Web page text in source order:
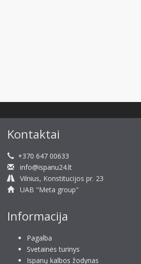
Kontaktai
+370 647 00633
info@ispanu24.lt
Vilnius, Konstitucijos pr. 23
UAB "Meta group"
Informacija
Pagalba
Svetainės turinys
Ispanų kalbos žodynas